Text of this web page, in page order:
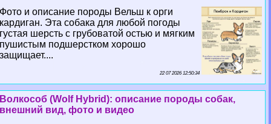
Фото и описание породы Вельш к opги
кардиган. Эта собака для любой погоды
густая шерсть с грубоватой остью и мягким
пушистым подшерстком хорошо
защищает....
22 07 2026 12:50:34
Волкособ (Wolf Hybrid): описание породы собак,
внешний вид, фото и видео